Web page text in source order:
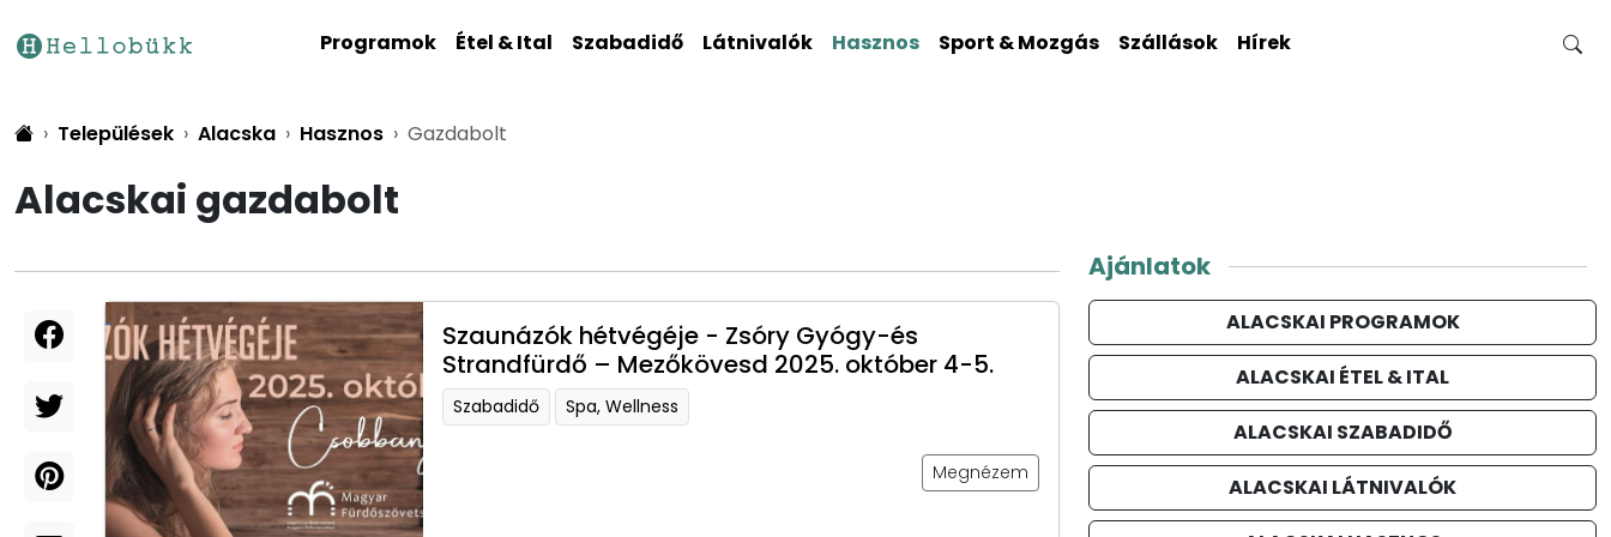
Programok Étel & Ital Szabadidő Látnivalók Hasznos Sport & Mozgás Szállások Hírek
Települések Alacska Hasznos Gazdabolt
Alacskai gazdabolt
Szaunázók hétvégéje - Zsóry Gyógy-és
Strandfürdő – Mezőkövesd 2025. október 4-5.
Szabadidő Spa, Wellness
Megnézem
Ajánlatok
ALACSKAI PROGRAMOK
ALACSKAI ÉTEL & ITAL
ALACSKAI SZABADIDŐ
ALACSKAI LÁTNIVALÓK